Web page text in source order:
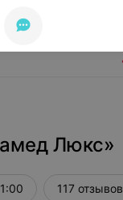
Люкс»
117 отзывов